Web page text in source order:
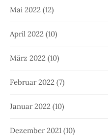
Mai 2022 (12)
April 2022 (10)
März 2022 (10)
Februar 2022 (7)
Januar 2022 (10)
Dezember 2021 (10)